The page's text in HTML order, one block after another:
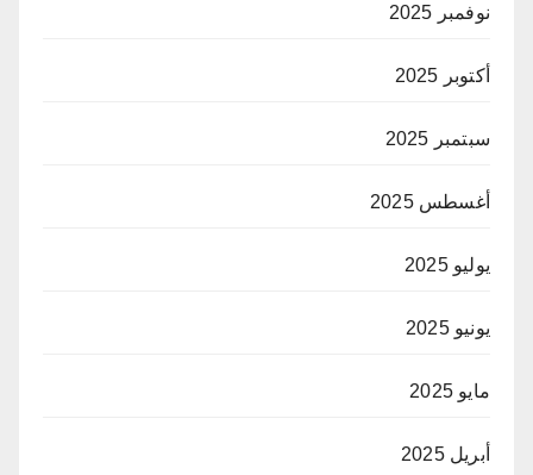
نوفمبر 2025
أكتوبر 2025
سبتمبر 2025
أغسطس 2025
يوليو 2025
يونيو 2025
مايو 2025
أبريل 2025